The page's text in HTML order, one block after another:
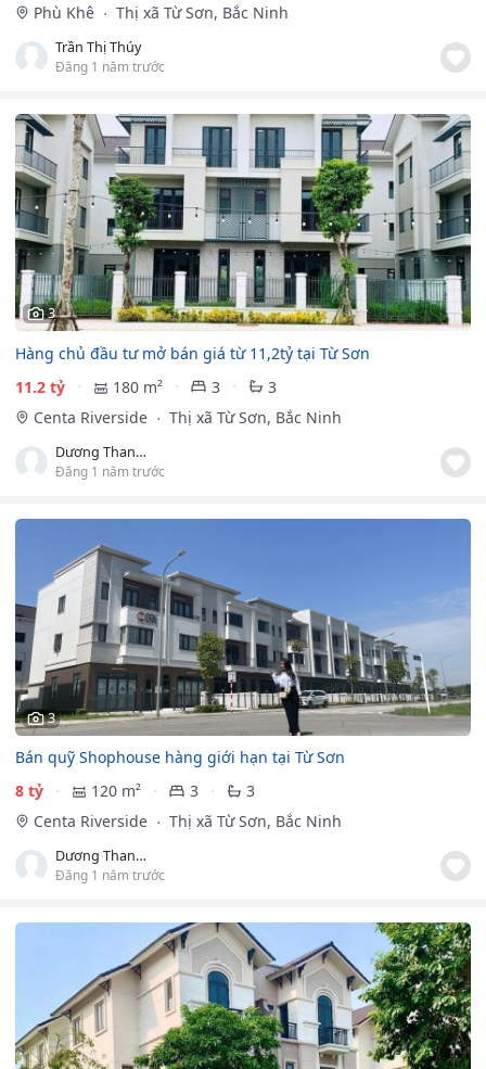
Phù Khê
Thị xã Từ Sơn, Bắc Ninh
Trần Thị Thúy
Đăng 1 năm trước
3
Hàng chủ đầu tư mở bán giá từ 11,2tỷ tại Từ Sơn
11.2 tỷ
180 m² 3
3
Centa Riverside
Thị xã Từ Sơn, Bắc Ninh
Dương Thanh Hưng
Đăng 1 năm trước
3
Bán quỹ Shophouse hàng giới hạn tại Từ Sơn
8 tỷ
120 m² 3
3
Centa Riverside
Thị xã Từ Sơn, Bắc Ninh
Dương Thanh Hưng
Đăng 1 năm trước